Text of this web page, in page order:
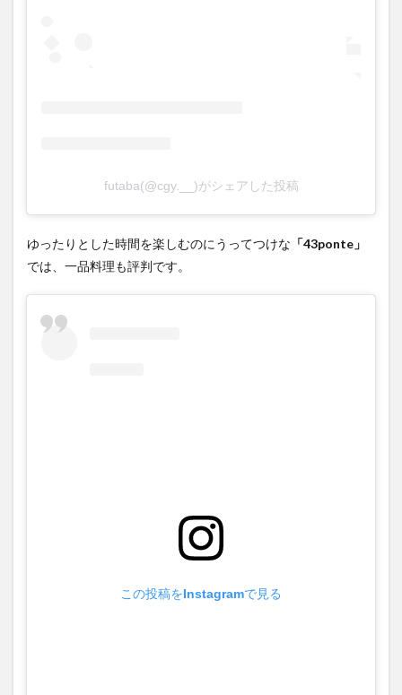
futaba(@cgy.__)がシェアした投稿
ゆったりとした時間を楽しむのにうってつけな 「43ponte 」
では、一品料理も評判です。
この投稿をInstagramで見る